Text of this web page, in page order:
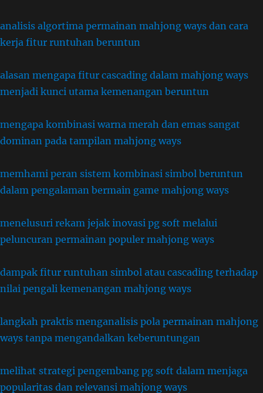
analisis algortima permainan mahjong ways dan cara
kerja fitur runtuhan beruntun
alasan mengapa fitur cascading dalam mahjong ways
menjadi kunci utama kemenangan beruntun
mengapa kombinasi warna merah dan emas sangat
dominan pada tampilan mahjong ways
memhami peran sistem kombinasi simbol beruntun
dalam pengalaman bermain game mahjong ways
menelusuri rekam jejak inovasi pg soft melalui
peluncuran permainan populer mahjong ways
dampak fitur runtuhan simbol atau cascading terhadap
nilai pengali kemenangan mahjong ways
langkah praktis menganalisis pola permainan mahjong
ways tanpa mengandalkan keberuntungan
melihat strategi pengembang pg soft dalam menjaga
popularitas dan relevansi mahjong ways